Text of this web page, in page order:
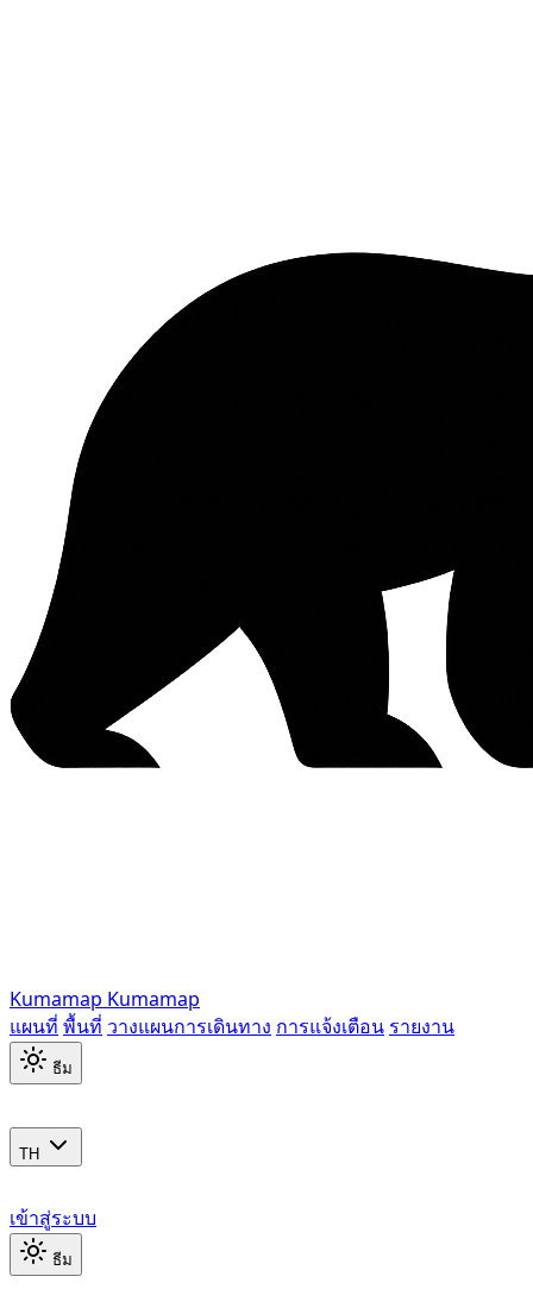
Kumamap Kumamap
แผนที่ พื้นที่ วางแผนการเดินทาง การแจ้งเตือน รายงาน
ธีม
TH
เข้าสู่ระบบ
ธีม